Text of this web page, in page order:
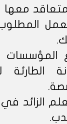
معها
المؤسسات
الزائد